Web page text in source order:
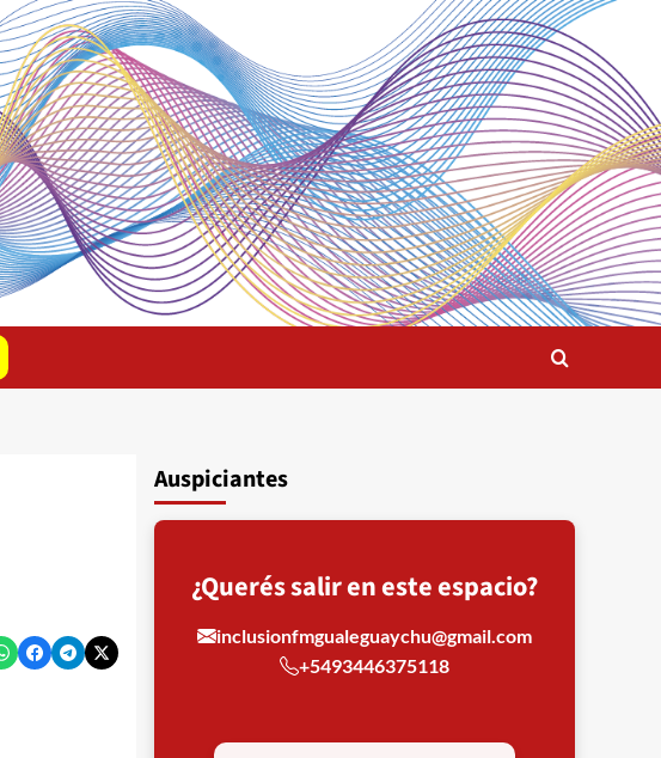
Auspiciantes
¿Querés salir en este espacio?
inclusionfmgualeguaychu@gmail.com
+5493446375118